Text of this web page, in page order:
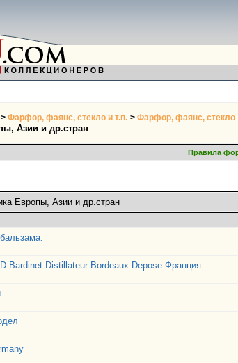
> Фарфор, фаянс, стекло и т.п. > Фарфор, фаянс, стекло
Азии и др.стран
Правила
Европы, Азии и др.стран
Distillateur Bordeaux Depose Франция .